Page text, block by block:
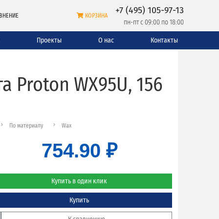
КОРЗИНА +7 (495) 105-97-13
пн-пт с 09:00 по 18:00
Проекты О нас Контакты
Proton WX95U, 156
По материалу Wax
754.90 ₽
Купить в один клик
Купить